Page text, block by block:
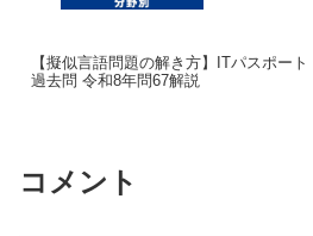
【擬似言語問題の解き方】ITパスポート
過去問 令和8年問67解説
コメント